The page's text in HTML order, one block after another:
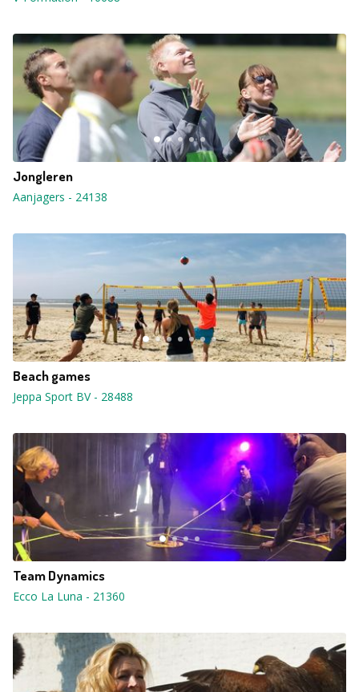
Jongleren
Aanjagers - 24138
Beach games
Jeppa Sport BV- 28488
Team Dynamics
Ecco La Luna - 21360